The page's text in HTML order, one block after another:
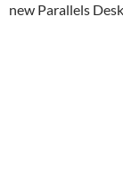
new Parallels